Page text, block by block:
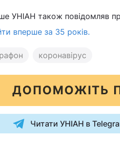
УНІАН також повідомляв
вперше за 35 років.
коронавірус
ДОПОМОЖІТЬ
Читати УНІАН в